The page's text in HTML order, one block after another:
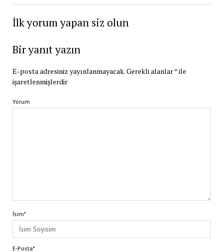
İlk yorum yapan siz olun
Bir yanıt yazın
E-posta adresiniz yayınlanmayacak.Gerekli alanlar*ile
işaretlenmişlerdir
Yorum
İsim*
E-Posta*